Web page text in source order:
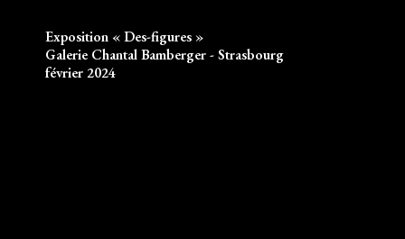
Exposition « Des-figures »
Galerie Chantal Bamberger - Strasbourg
février 2024